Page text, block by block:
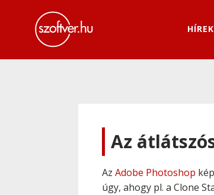
HÍREK
Az
Az Adobe Photoshop
úgy, ahogy pl. a Clone